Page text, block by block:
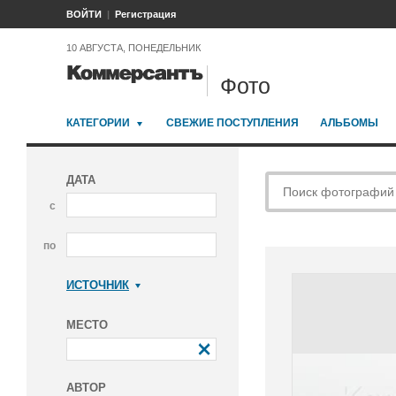
ВОЙТИ Регистрация
10 АВГУСТА, ПОНЕДЕЛЬНИК
Фото
КАТЕГОРИИ СВЕЖИЕ ПОСТУПЛЕНИЯ АЛЬБОМЫ
ДАТА
с
по
ИСТОЧНИК
МЕСТО
АВТОР